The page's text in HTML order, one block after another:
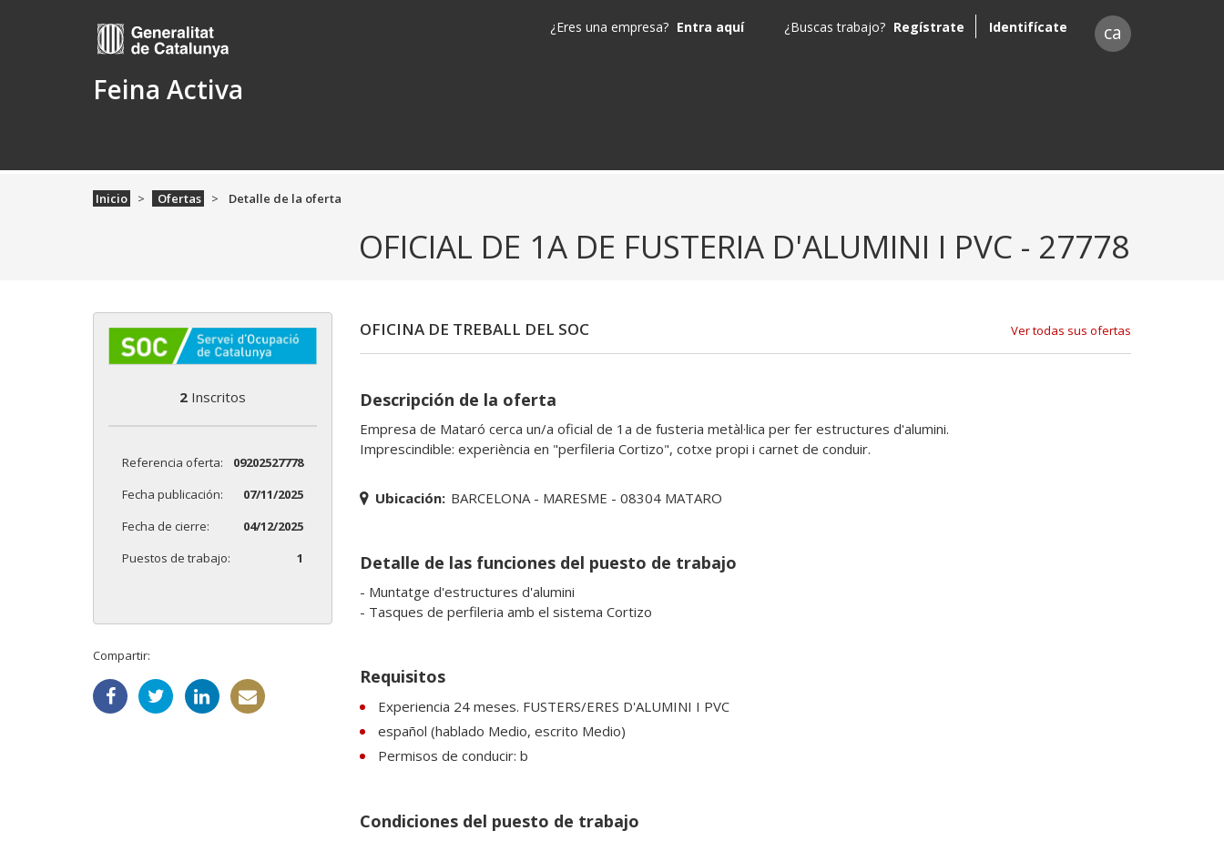
Feina Activa
¿Eres una empresa? Entra aquí ¿Buscas trabajo? Regístrate Identifícate ca
Inicio Ofertas Detalle de la oferta
OFICIAL DE 1A DE FUSTERIA D'ALUMINI I PVC - 27778
2Inscritos
Referencia oferta:
09202527778
Fecha publicación:
07/11/2025
Fecha de cierre:
04/12/2025
Puestos de trabajo:
1
Compartir:
OFICINA DE TREBALL DEL SOC Ver todas sus ofertas
Descripción de la oferta
Empresa de Mataró cerca un/a oficial de 1a de fusteria metàl·lica per fer estructures d'alumini.
Imprescindible: experiència en "perfileria Cortizo", cotxe propi i carnet de conduir.
Ubicación: BARCELONA - MARESME - 08304 MATARO
Detalle de las funciones del puesto de trabajo
- Muntatge d'estructures d'alumini
- Tasques de perfileria amb el sistema Cortizo
Requisitos
Experiencia 24 meses. FUSTERS/ERES D'ALUMINI I PVC
español (hablado Medio, escrito Medio)
Permisos de conducir: b
Condiciones del puesto de trabajo